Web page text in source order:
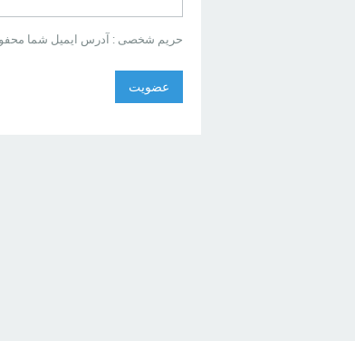
حریم شخصی : آدرس ایمیل شما محفوظ